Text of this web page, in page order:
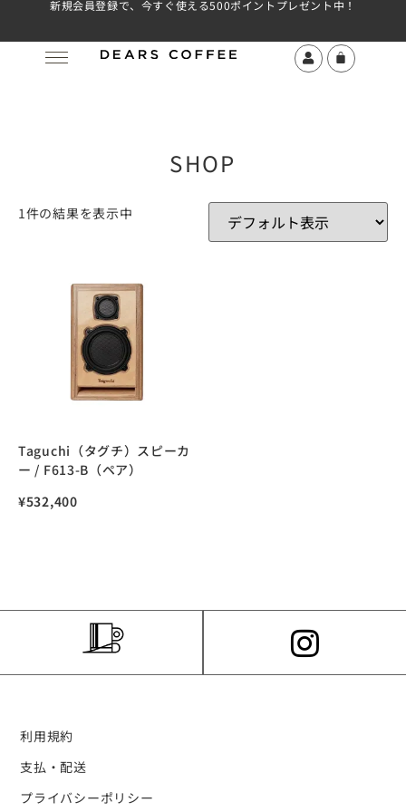
新規会員登録で、今すぐ使える500ポイントプレゼント中！
SHOP
1件の結果を表示中
Taguchi（タグチ）スピーカ
ー / F613-B（ペア）
¥532,400
利用規約
支払・配送
プライバシーポリシー